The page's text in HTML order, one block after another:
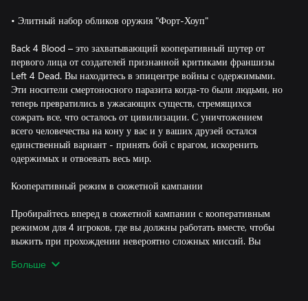
• Элитный набор обликов оружия "Форт-Хоуп"
Back 4 Blood – это захватывающий кооперативный шутер от
первого лица от создателей признанной критиками франшизы
Left 4 Dead. Вы находитесь в эпицентре войны с одержимыми.
Эти носители смертоносного паразита когда-то были людьми, но
теперь превратились в ужасающих существ, стремящихся
сожрать все, что осталось от цивилизации. С уничтожением
всего человечества на кону у вас и у ваших друзей остался
единственный вариант - принять бой с врагом, искоренить
одержимых и отвоевать весь мир.
Кооперативный режим в сюжетной кампании
Пробирайтесь вперед в сюжетной кампании с кооперативным
режимом для 4 игроков, где вы должны работать вместе, чтобы
выжить при прохождении невероятно сложных миссий. Вы
одиночку, ведя свой отряд в бой.
Больше